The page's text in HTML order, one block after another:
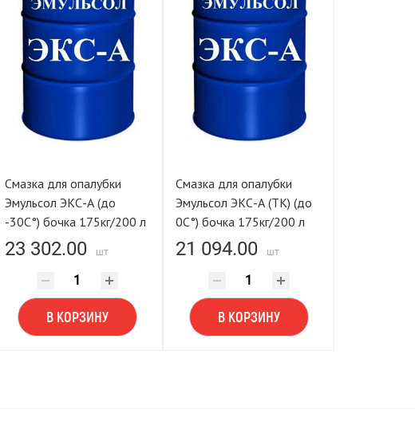
Смазка для опалубки
Эмульсол ЭКС-А (до
-30С°) бочка 175кг/200 л
23 302.00 шт
В КОРЗИНУ
Смазка для опалубки
Эмульсол ЭКС-А (ТК) (до
0С°) бочка 175кг/200 л
21 094.00 шт
В КОРЗИНУ